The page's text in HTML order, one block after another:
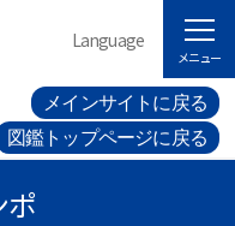
メインサイトに戻る
図鑑トップページに戻る
Language
メニュー